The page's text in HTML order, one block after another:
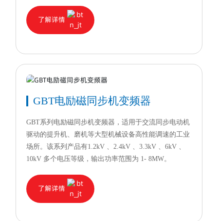
了解详情
GBT电励磁同步机变频器
GBT系列电励磁同步机变频器，适用于交流同步电动机
驱动的提升机、磨机等大型机械设备高性能调速的工业
场所。该系列产品有1.2kV 、2.4kV 、3.3kV 、6kV 、
10kV 多个电压等级，输出功率范围为 1- 8MW。
了解详情